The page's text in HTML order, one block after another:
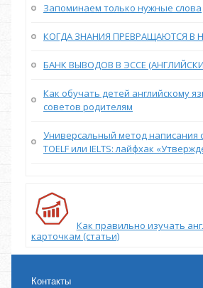
Запоминаем только нужные слова
КОГДА ЗНАНИЯ ПРЕВРАЩАЮТСЯ В
БАНК ВЫВОДОВ В ЭССЕ
Как обучать детей английскому
советов родителям
Универсальный метод написания
TOELF или IELTS: лайфхак
Как правильно изучать
карточкам (статьи)
Контакты